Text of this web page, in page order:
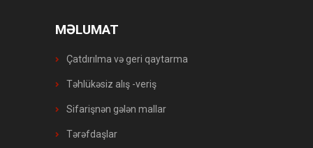
MƏLUMAT
Çatdırılma və geri qaytarma
Təhlükəsiz alış -veriş
Sifarişnən gələn mallar
Tərəfdaşlar